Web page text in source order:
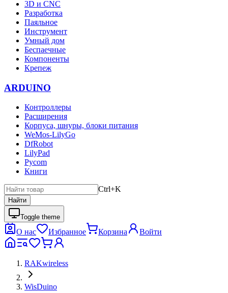
3D и CNC
Разработка
Паяльное
Инструмент
Умный дом
Беспаечные
Компоненты
Крепеж
ARDUINO
Контроллеры
Расширения
Корпуса, шнуры, блоки питания
WeMos-LilyGo
DfRobot
LilyPad
Pycom
Книги
Ctrl+K
Найти
Toggle theme
О нас Избранное Корзина Войти
RAKwireless
WisDuino